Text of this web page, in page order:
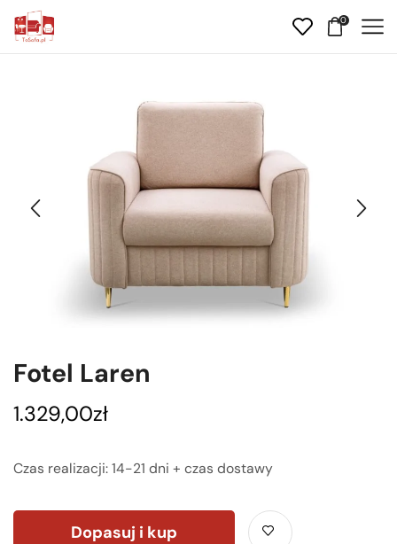
0
Fotel Laren
1.329,00zł
Czas realizacji: 14-21 dni + czas dostawy
Dopasuj i kup